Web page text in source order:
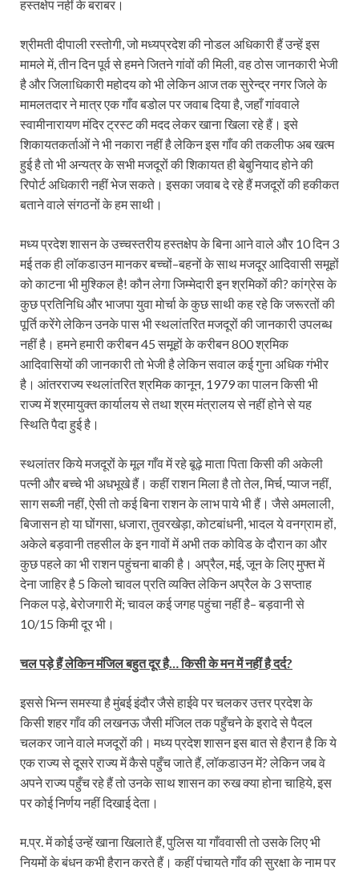
हस्तक्षेप नहीं के बराबर।
श्रीमती दीपाली रस्तोगी, जो मध्यप्रदेश की नोडल अधिकारी हैं उन्हें इस
मामले में, तीन दिन पूर्व से हमने जितने गांवों की मिली, वह ठोस जानकारी भेजी
है और जिलाधिकारी महोदय को भी लेकिन आज तक सुरेन्द्र नगर जिले के
मामलतदार ने मात्र एक गाँव बडोल पर जवाब दिया है, जहाँ गांववाले
स्वामीनारायण मंदिर ट्रस्ट की मदद लेकर खाना खिला रहे हैं। इसे
शिकायतकर्ताओं ने भी नकारा नहीं है लेकिन इस गाँव की तकलीफ अब खत्म
हुई है तो भी अन्यत्र के सभी मजदूरों की शिकायत ही बेबुनियाद होने की
रिपोर्ट अधिकारी नहीं भेज सकते। इसका जवाब दे रहे हैं मजदूरों की हकीकत
बताने वाले संगठनों के हम साथी।
मध्य प्रदेश शासन के उच्चस्तरीय हस्तक्षेप के बिना आने वाले और 10 दिन 3
मई तक ही लॉकडाउन मानकर बच्चों–बहनों के साथ मजदूर आदिवासी समूहों
को काटना भी मुश्किल है! कौन लेगा जिम्मेदारी इन श्रमिकों की? कांग्रेस के
कुछ प्रतिनिधि और भाजपा युवा मोर्चा के कुछ साथी कह रहे कि जरूरतों की
पूर्ति करेंगे लेकिन उनके पास भी स्थलांतरित मजदूरों की जानकारी उपलब्ध
नहीं है। हमने हमारी करीबन 45 समूहों के करीबन 800 श्रमिक
आदिवासियों की जानकारी तो भेजी है लेकिन सवाल कई गुना अधिक गंभीर
है। आंतरराज्य स्थलांतरित श्रमिक कानून, 1979 का पालन किसी भी
राज्य में श्रमायुक्त कार्यालय से तथा श्रम मंत्रालय से नहीं होने से यह
स्थिति पैदा हुई है।
स्थलांतर किये मजदूरों के मूल गाँव में रहे बूढ़े माता पिता किसी की अकेली
पत्नी और बच्चे भी अधभूखे हैं। कहीं राशन मिला है तो तेल, मिर्च, प्याज नहीं,
साग सब्जी नहीं, ऐसी तो कई बिना राशन के लाभ पाये भी हैं। जैसे अमलाली,
बिजासन हो या घोंगसा, धजारा, तुवरखेड़ा, कोटबांधनी, भादल ये वनग्राम हों,
अकेले बड़वानी तहसील के इन गावों में अभी तक कोविड के दौरान का और
कुछ पहले का भी राशन पहुंचना बाकी है। अप्रैल, मई, जून के लिए मुफ्त में
देना जाहिर है 5 किलो चावल प्रति व्यक्ति लेकिन अप्रैल के 3 सप्ताह
निकल पड़े, बेरोजगारी में; चावल कई जगह पहुंचा नहीं है– बड़वानी से
10/15 किमी दूर भी।
चल पड़े हैं लेकिन मंजिल बहुत दूर है… किसी के मन में नहीं है दर्द?
इससे भिन्न समस्या है मुंबई इंदौर जैसे हाईवे पर चलकर उत्तर प्रदेश के
किसी शहर गाँव की लखनऊ जैसी मंजिल तक पहुँचने के इरादे से पैदल
चलकर जाने वाले मजदूरों की। मध्य प्रदेश शासन इस बात से हैरान है कि ये
एक राज्य से दूसरे राज्य में कैसे पहुँच जाते हैं, लॉकडाउन में? लेकिन जब वे
अपने राज्य पहुँच रहे हैं तो उनके साथ शासन का रुख क्या होना चाहिये, इस
पर कोई निर्णय नहीं दिखाई देता।
म.प्र. में कोई उन्हें खाना खिलाते हैं, पुलिस या गाँववासी तो उसके लिए भी
नियमों के बंधन कभी हैरान करते हैं। कहीं पंचायते गाँव की सुरक्षा के नाम पर